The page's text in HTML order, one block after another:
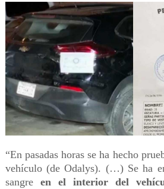
“En pasadas horas se ha hecho
vehículo (de Odalys). (…) Se ha
sangre en el interior del